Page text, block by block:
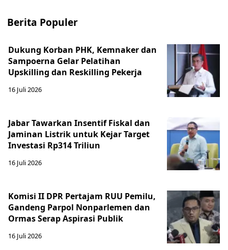
Berita Populer
Dukung Korban PHK, Kemnaker dan
Sampoerna Gelar Pelatihan
Upskilling dan Reskilling Pekerja
16 Juli 2026
Jabar Tawarkan Insentif Fiskal dan
Jaminan Listrik untuk Kejar Target
Investasi Rp314 Triliun
16 Juli 2026
Komisi II DPR Pertajam RUU Pemilu,
Gandeng Parpol Nonparlemen dan
Ormas Serap Aspirasi Publik
16 Juli 2026